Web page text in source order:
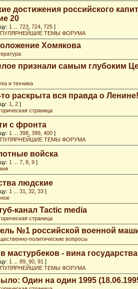
достижения российского
20
1 723 724 725 ]
ТЕМЫ ФОРУМА
Хомякова
признали самым глубоким
и техника
раскрыта вся правда о Ленине!
1 2 ]
страница
с фронта
1 398 399 400 ]
ТЕМЫ ФОРУМА
войска
1 7 8 9 ]
людские
1 31 32 33 ]
канал Tactic media
страница
№1 российской военной
политические вопросы
мастурбеков - вина государства
1 89 90 91 ]
ТЕМЫ ФОРУМА
Один на один 1995